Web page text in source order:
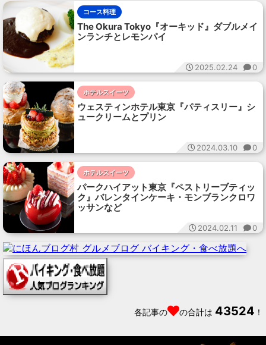
コース料理
The Okura Tokyo『オーキッド』ダブルメイ
ンランチとレモンパイ
2025.02.24 0
ホテルスイーツ
ウェスティンホテル東京『パティスリー』シ
ュークリームとプリン
2024.03.10 0
ホテルスイーツ
パークハイアット東京『ペストリーブティッ
ク』バレンタインケーキ・モンブランクロワ
ッサンなど
2024.02.11 0
各記事の の合計は 43524 ！